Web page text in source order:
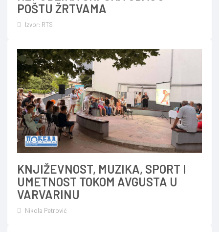
POŠTU ŽRTVAMA
Izvor: RTS
KNJIŽEVNOST, MUZIKA, SPORT I
UMETNOST TOKOM AVGUSTA U
VARVARINU
Nikola Petrović